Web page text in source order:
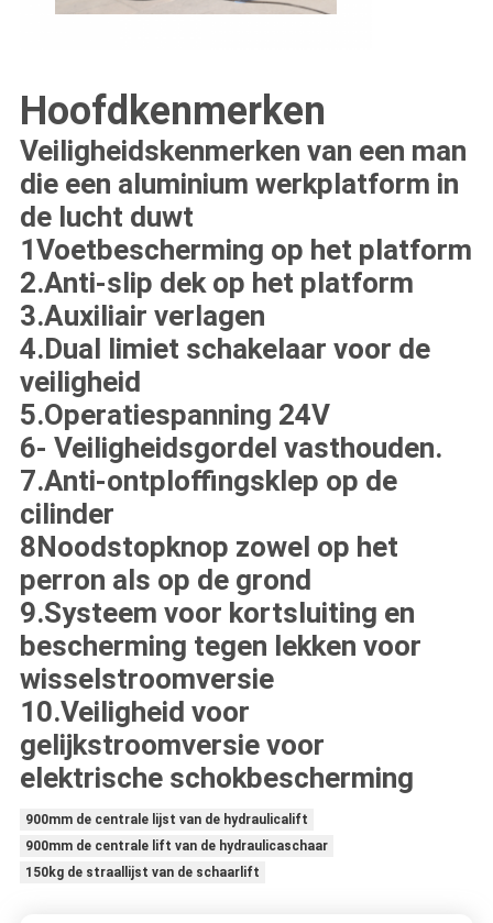
Hoofdkenmerken
Veiligheidskenmerken van een man
die een aluminium werkplatform in
de lucht duwt
1Voetbescherming op het platform
2.Anti-slip dek op het platform
3.Auxiliair verlagen
4.Dual limiet schakelaar voor de
veiligheid
5.Operatiespanning 24V
6- Veiligheidsgordel vasthouden.
7.Anti-ontploffingsklep op de
cilinder
8Noodstopknop zowel op het
perron als op de grond
9.Systeem voor kortsluiting en
bescherming tegen lekken voor
wisselstroomversie
10.Veiligheid voor
gelijkstroomversie voor
elektrische schokbescherming
900mm de centrale lijst van de hydraulicalift
900mm de centrale lift van de hydraulicaschaar
150kg de straallijst van de schaarlift